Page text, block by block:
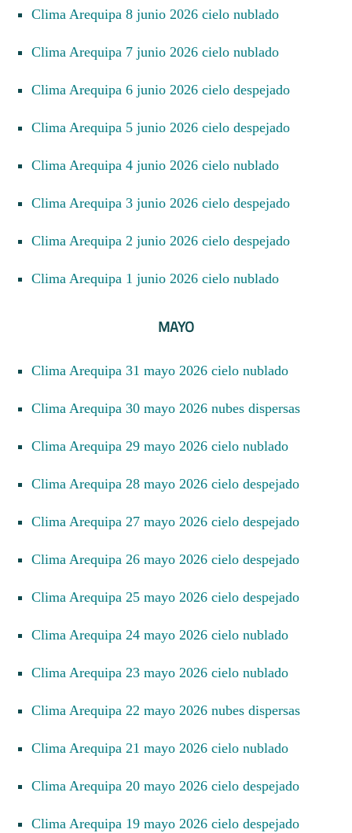
Clima Arequipa 8 junio 2026 cielo nublado
Clima Arequipa 7 junio 2026 cielo nublado
Clima Arequipa 6 junio 2026 cielo despejado
Clima Arequipa 5 junio 2026 cielo despejado
Clima Arequipa 4 junio 2026 cielo nublado
Clima Arequipa 3 junio 2026 cielo despejado
Clima Arequipa 2 junio 2026 cielo despejado
Clima Arequipa 1 junio 2026 cielo nublado
MAYO
Clima Arequipa 31 mayo 2026 cielo nublado
Clima Arequipa 30 mayo 2026 nubes dispersas
Clima Arequipa 29 mayo 2026 cielo nublado
Clima Arequipa 28 mayo 2026 cielo despejado
Clima Arequipa 27 mayo 2026 cielo despejado
Clima Arequipa 26 mayo 2026 cielo despejado
Clima Arequipa 25 mayo 2026 cielo despejado
Clima Arequipa 24 mayo 2026 cielo nublado
Clima Arequipa 23 mayo 2026 cielo nublado
Clima Arequipa 22 mayo 2026 nubes dispersas
Clima Arequipa 21 mayo 2026 cielo nublado
Clima Arequipa 20 mayo 2026 cielo despejado
Clima Arequipa 19 mayo 2026 cielo despejado